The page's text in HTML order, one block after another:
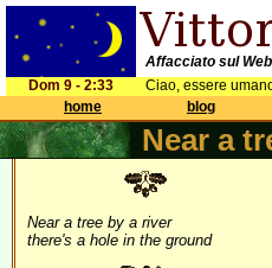
Affacciato sul
Dom 9 - 2:33
Ciao, essere
home
blog
Near a
Near a tree by a river
there's a hole in the ground